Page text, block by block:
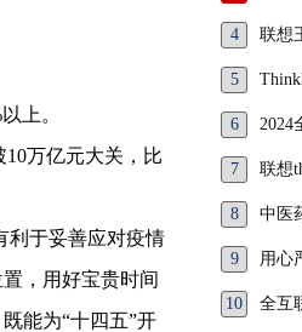
上。
10万亿元大关，比
利于妥善应对疫情
，用好宝贵时间
能为“十四五”开
4 联想
5
6 2024
7 联想
8 中医
9 用心
10 全互